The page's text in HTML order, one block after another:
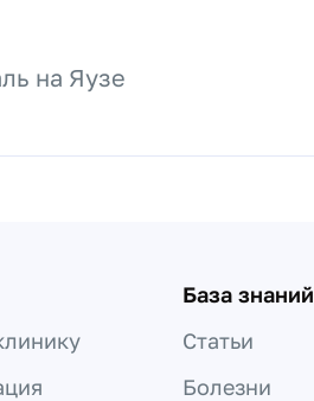
на Яузе
База знаний
Статьи
Болезни